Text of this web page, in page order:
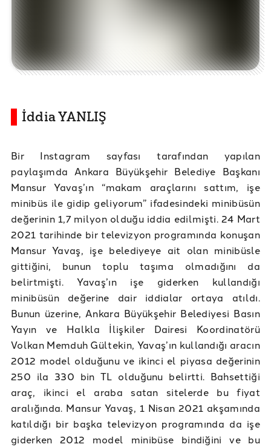
İddia YANLIŞ
Bir Instagram sayfası tarafından yapılan
paylaşımda Ankara Büyükşehir Belediye Başkanı
Mansur Yavaş’ın “makam araçlarını sattım, işe
minibüs ile gidip geliyorum” ifadesindeki minibüsün
değerinin 1,7 milyon olduğu iddia edilmişti. 24 Mart
2021 tarihinde bir televizyon programında konuşan
Mansur Yavaş, işe belediyeye ait olan minibüsle
gittiğini, bunun toplu taşıma olmadığını da
belirtmişti. Yavaş’ın işe giderken kullandığı
minibüsün değerine dair iddialar ortaya atıldı.
Bunun üzerine, Ankara Büyükşehir Belediyesi Basın
Yayın ve Halkla İlişkiler Dairesi Koordinatörü
Volkan Memduh Gültekin, Yavaş’ın kullandığı aracın
2012 model olduğunu ve ikinci el piyasa değerinin
250 ila 330 bin TL olduğunu belirtti. Bahsettiği
araç, ikinci el araba satan sitelerde bu fiyat
aralığında. Mansur Yavaş, 1 Nisan 2021 akşamında
katıldığı bir başka televizyon programında da işe
giderken 2012 model minibüse bindiğini ve bu